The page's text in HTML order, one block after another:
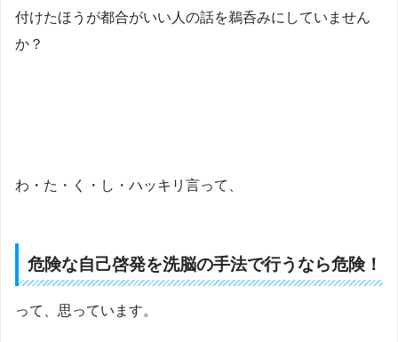
付けたほうが都合がいい人の話を鵜呑みにしていません
か？
わ・た・く・し・ハッキリ言って、
危険な自己啓発を洗脳の手法で行うなら危険！
って、思っています。